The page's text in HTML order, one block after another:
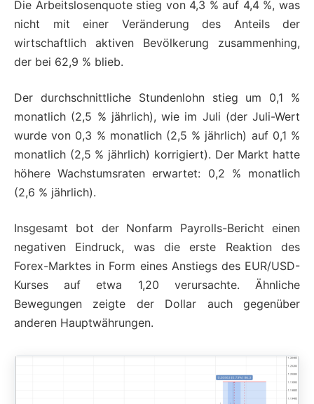
Die Arbeitslosenquote stieg von 4,3 % auf 4,4 %, was
nicht mit einer Veränderung des Anteils der
wirtschaftlich aktiven Bevölkerung zusammenhing,
der bei 62,9 % blieb.
Der durchschnittliche Stundenlohn stieg um 0,1 %
monatlich (2,5 % jährlich), wie im Juli (der Juli-Wert
wurde von 0,3 % monatlich (2,5 % jährlich) auf 0,1 %
monatlich (2,5 % jährlich) korrigiert). Der Markt hatte
höhere Wachstumsraten erwartet: 0,2 % monatlich
(2,6 % jährlich).
Insgesamt bot der Nonfarm Payrolls-Bericht einen
negativen Eindruck, was die erste Reaktion des
Forex-Marktes in Form eines Anstiegs des EUR/USD-
Kurses auf etwa 1,20 verursachte. Ähnliche
Bewegungen zeigte der Dollar auch gegenüber
anderen Hauptwährungen.